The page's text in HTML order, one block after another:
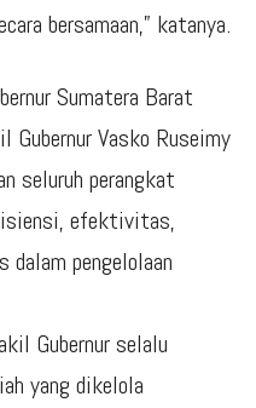
bersamaan,” katanya.
Sumatera Barat
Gubernur Vasko Ruseimy
seluruh perangkat
efektivitas,
pengelolaan
Gubernur selalu
yang dikelola